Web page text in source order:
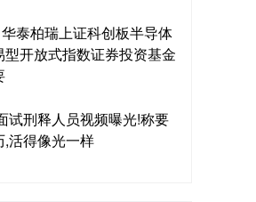
泰柏瑞上证科创板半导体
开放式指数证券投资基金
试刑释人员视频曝光!称要
活得像光一样